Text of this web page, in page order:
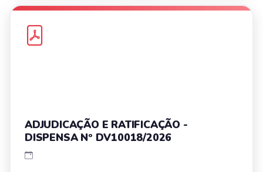
ADJUDICAÇÃO E RATIFICAÇÃO -
DISPENSA Nº DV10018/2026